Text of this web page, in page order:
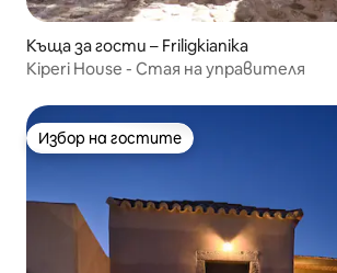
Къща за гости – Friligkianika
Kiperi House - Стая на управителя
Избор на гостите
Избор на гостите